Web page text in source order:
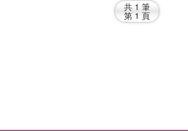
共 1 筆
第 1 頁